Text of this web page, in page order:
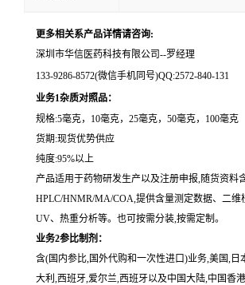
更多相关系产品详情请咨询:
深圳市华信医药科技有限公司--罗经理
133-9286-8572(微信手机同号)QQ:2572-840-131
业务1杂质对照品：
规格:5毫克，10毫克，25毫克，50毫克，100毫克
货期:现货优势供应
纯度:95%以上
产品适用于药物研发生产以及注册申报,随货资料
HPLC/HNMR/MA/COA,提供含量测定数据、二维
UV、热重分析等。也可按需分装,按需定制。
业务2参比制剂：
含(国内参比,国外代购和一次性进口)业务,美国,日
大利,西班牙,爱尔兰,西班牙以及中国大陆,中国香港